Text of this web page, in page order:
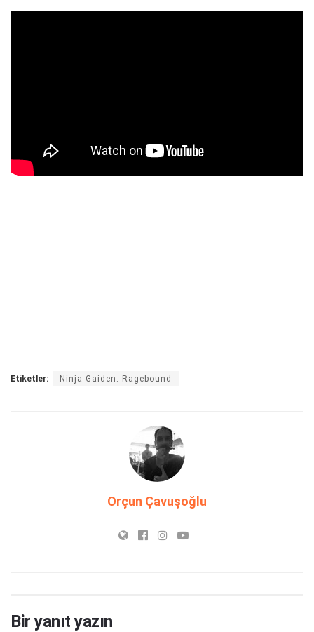
Etiketler: Ninja Gaiden: Ragebound
Orçun Çavuşoğlu
Bir yanıt yazın